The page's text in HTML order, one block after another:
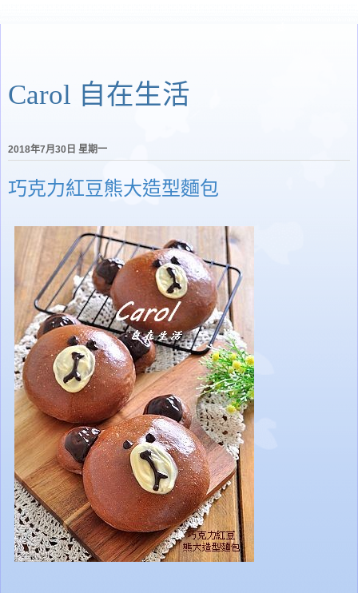
Carol 自在生活
2018年7月30日 星期一
巧克力紅豆熊大造型麵包